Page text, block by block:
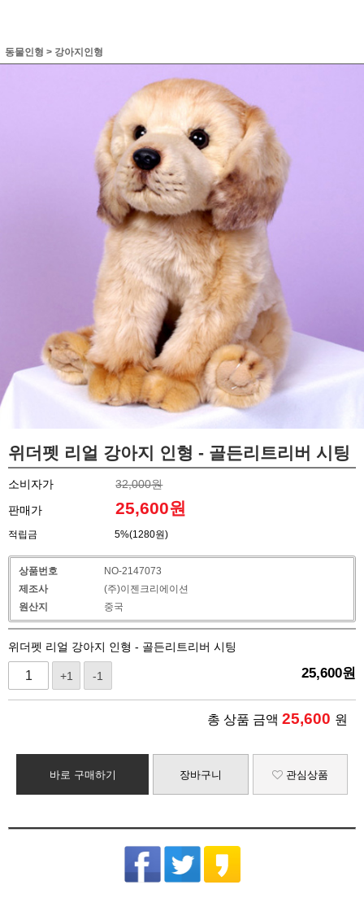
동물인형 > 강아지인형
위더펫 리얼 강아지 인형 - 골든리트리버 시팅
소비자가
32,000원
판매가
25,600원
적립금 5%(1280원)
상품번호
NO-2147073
제조사
(주)이젠크리에이션
원산지
중국
위더펫 리얼 강아지 인형 - 골든리트리버 시팅
+1 -1 25,600원
총 상품 금액 25,600 원
바로 구매하기 장바구니 관심상품